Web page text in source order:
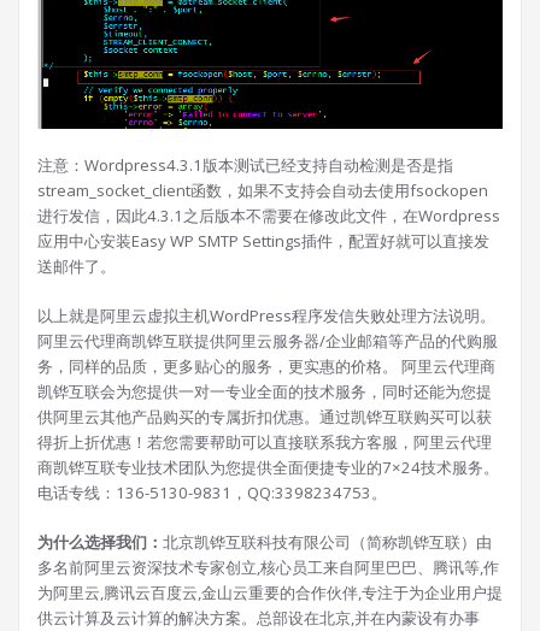
注意：Wordpress4.3.1版本测试已经支持自动检测是否是指
stream_socket_client函数，如果不支持会自动去使用fsockopen
进行发信，因此4.3.1之后版本不需要在修改此文件，在Wordpress
应用中心安装Easy WP SMTP Settings插件，配置好就可以直接发
送邮件了。
以上就是阿里云虚拟主机WordPress程序发信失败处理方法说明。
阿里云代理商凯铧互联提供阿里云服务器/企业邮箱等产品的代购服
务，同样的品质，更多贴心的服务，更实惠的价格。 阿里云代理商
凯铧互联会为您提供一对一专业全面的技术服务，同时还能为您提
供阿里云其他产品购买的专属折扣优惠。通过凯铧互联购买可以获
得折上折优惠！若您需要帮助可以直接联系我方客服，阿里云代理
商凯铧互联专业技术团队为您提供全面便捷专业的7×24技术服务。
电话专线：136-5130-9831，QQ:3398234753。
为什么选择我们： 北京凯铧互联科技有限公司（简称凯铧互联）由
多名前阿里云资深技术专家创立,核心员工来自阿里巴巴、腾讯等,作
为阿里云,腾讯云百度云,金山云重要的合作伙伴,专注于为企业用户提
供云计算及云计算的解决方案。总部设在北京,并在内蒙设有办事